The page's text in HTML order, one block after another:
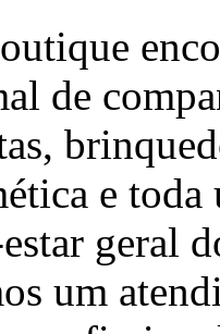
de
e toda
geral
um